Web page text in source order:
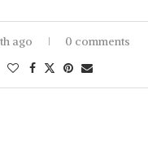
ago 0 comments